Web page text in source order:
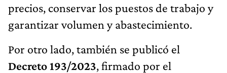
precios, conservar los puestos de trabajo y
garantizar volumen y abastecimiento.
Por otro lado, también se publicó el
Decreto 193/2023, firmado por el